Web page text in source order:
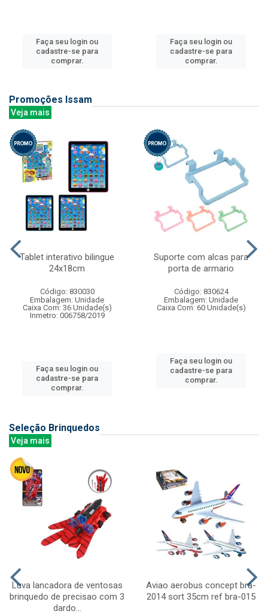
Faça seu login ou
cadastre-se para
comprar.
Faça seu login ou
cadastre-se para
comprar.
Promoções Issam
Veja mais
Tablet interativo bilingue
24x18cm
Código: 830030
Embalagem: Unidade
Caixa Com: 36 Unidade(s)
Inmetro: 006758/2019
Faça seu login ou
cadastre-se para
comprar.
Suporte com alcas para
porta de armario
Código: 830624
Embalagem: Unidade
Caixa Com: 60 Unidade(s)
Faça seu login ou
cadastre-se para
comprar.
Seleção Brinquedos
Veja mais
Luva lancadora de ventosas
brinquedo de precisao com 3
dardo...
Aviao aerobus concept bra-
2014 sort 35cm ref bra-015